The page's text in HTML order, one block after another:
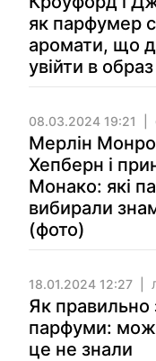
як парфумер
аромати, що
увійти в образ
08.03.2024 19:21
Мерлін
Хепберн і
Монако: які
вибирали
(фото)
18.01.2024 12:27
Як правильно
парфуми:
це не знали